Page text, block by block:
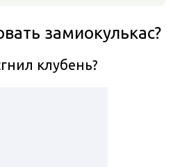
замиокулькас?
клубень?